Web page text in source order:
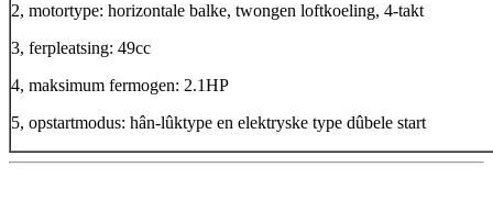
2, motortype: horizontale balke, twongen loftkoeling, 4-takt
3, ferpleatsing: 49cc
4, maksimum fermogen: 2.1HP
5, opstartmodus: hân-lûktype en elektryske type dûbele start